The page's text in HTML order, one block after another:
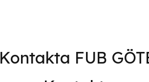
Kontakta FUB